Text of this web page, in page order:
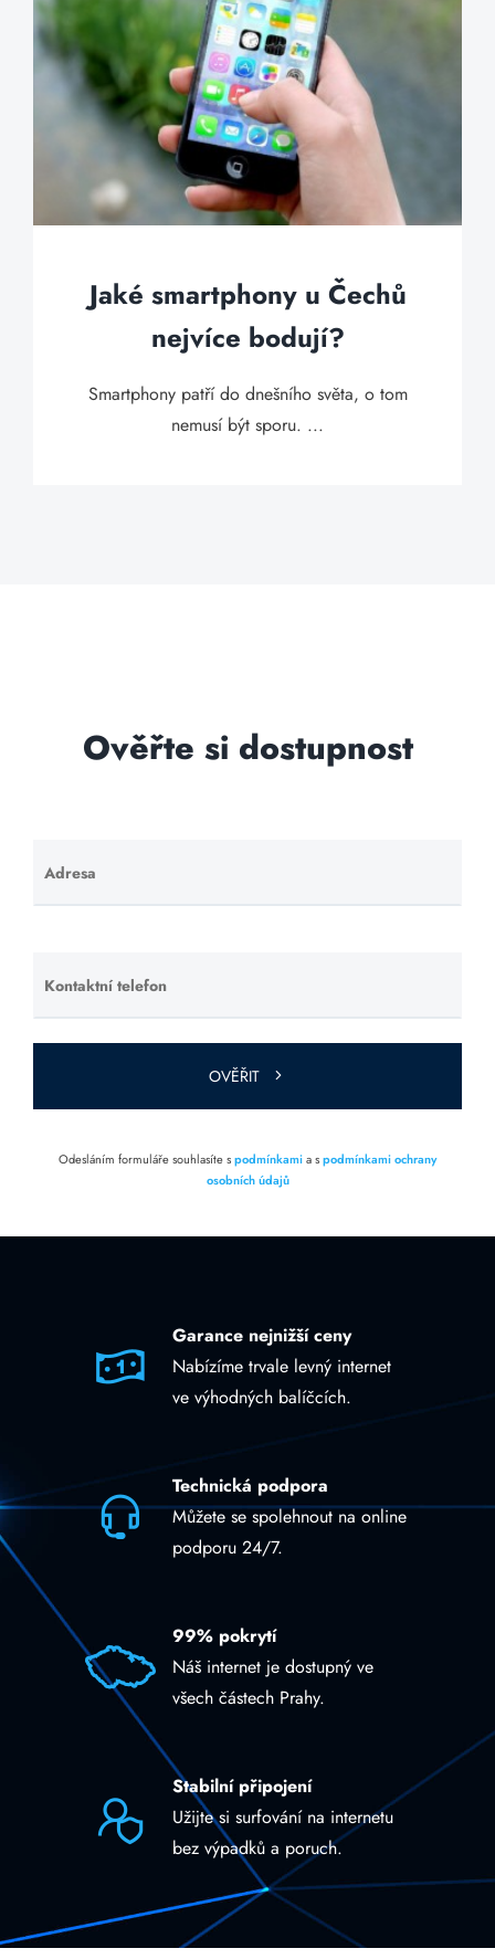
Jaké smartphony u Čechů
nejvíce bodují?
Smartphony patří do dnešního světa, o tom
nemusí být sporu. ...
Ověřte si dostupnost
Adresa
Ponechte
toto pole
Kontaktní telefon
Ponechte
toto pole
prázdné.
OVĚŘIT
Odesláním formuláře souhlasíte spodmínkamia spodmínkami ochrany
osobních údajů
Garance nejnižší ceny
Nabízíme trvale levný internet
ve výhodných balíčcích.
Technická podpora
Můžete se spolehnout na online
podporu 24/7.
99% pokrytí
Náš internet je dostupný ve
všech částech Prahy.
Stabilní připojení
Užijte si surfování na internetu
bez výpadků a poruch.